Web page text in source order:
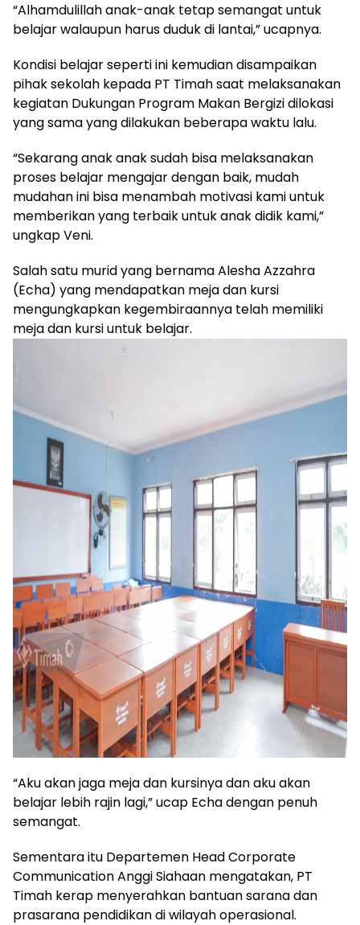
“Alhamdulillah anak-anak tetap semangat untuk
belajar walaupun harus duduk di lantai,” ucapnya.
Kondisi belajar seperti ini kemudian disampaikan
pihak sekolah kepada PT Timah saat melaksanakan
kegiatan Dukungan Program Makan Bergizi dilokasi
yang sama yang dilakukan beberapa waktu lalu.
“Sekarang anak anak sudah bisa melaksanakan
proses belajar mengajar dengan baik, mudah
mudahan ini bisa menambah motivasi kami untuk
memberikan yang terbaik untuk anak didik kami,”
ungkap Veni.
Salah satu murid yang bernama Alesha Azzahra
(Echa) yang mendapatkan meja dan kursi
mengungkapkan kegembiraannya telah memiliki
meja dan kursi untuk belajar.
“Aku akan jaga meja dan kursinya dan aku akan
belajar lebih rajin lagi,” ucap Echa dengan penuh
semangat.
Sementara itu Departemen Head Corporate
Communication Anggi Siahaan mengatakan, PT
Timah kerap menyerahkan bantuan sarana dan
prasarana pendidikan di wilayah operasional.